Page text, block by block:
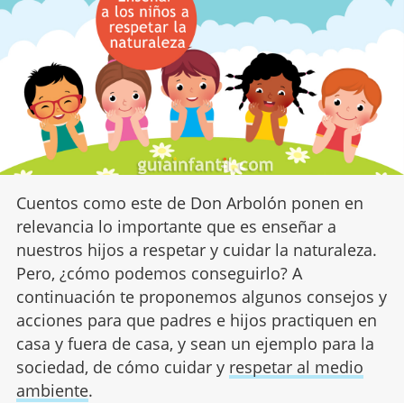
Cuentos como este de Don Arbolón ponen en
relevancia lo importante que es enseñar a
nuestros hijos a respetar y cuidar la naturaleza.
Pero, ¿cómo podemos conseguirlo? A
continuación te proponemos algunos consejos y
acciones para que padres e hijos practiquen en
casa y fuera de casa, y sean un ejemplo para la
sociedad, de cómo cuidar y respetar al medio
ambiente.